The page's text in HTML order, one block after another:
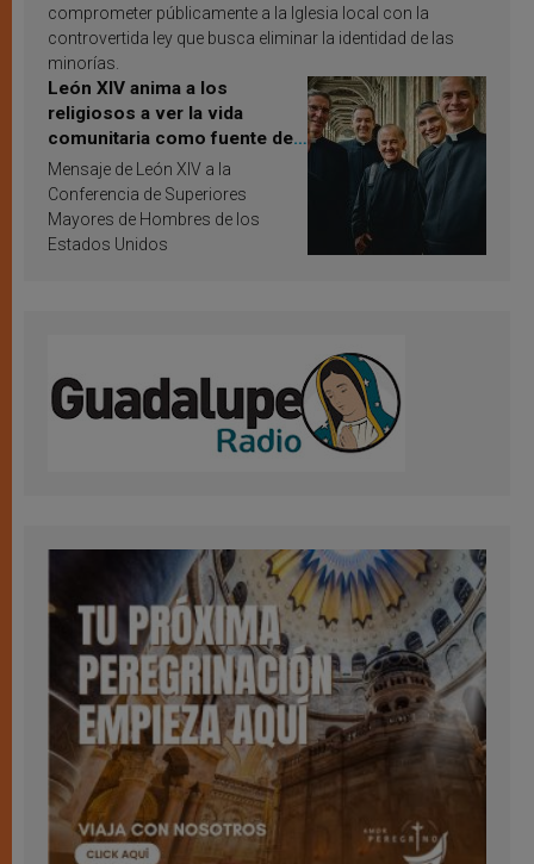
comprometer públicamente a la Iglesia local con la
controvertida ley que busca eliminar la identidad de las
minorías.
León XIV anima a los
religiosos a ver la vida
comunitaria como fuente de
inspiración y santificación
Mensaje de León XIV a la
Conferencia de Superiores
Mayores de Hombres de los
Estados Unidos